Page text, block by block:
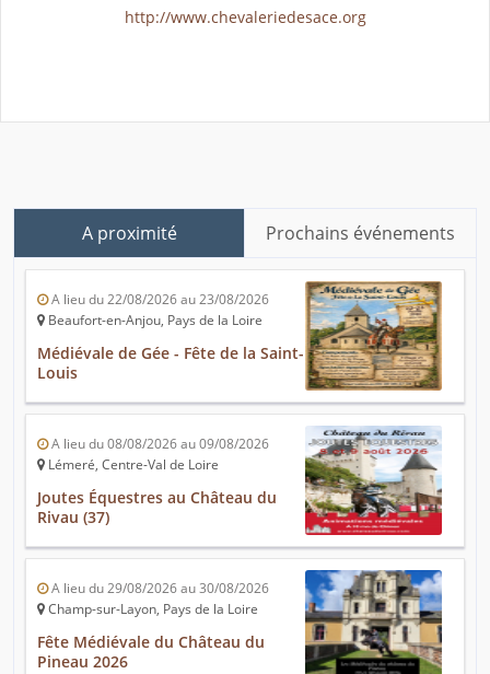
http://www.chevaleriedesace.org
A proximité Prochains événements
A lieu du 22/08/2026 au 23/08/2026
Beaufort-en-Anjou, Pays de la Loire
Médiévale de Gée - Fête de la Saint-
Louis
A lieu du 08/08/2026 au 09/08/2026
Lémeré, Centre-Val de Loire
Joutes Équestres au Château du
Rivau (37)
A lieu du 29/08/2026 au 30/08/2026
Champ-sur-Layon, Pays de la Loire
Fête Médiévale du Château du
Pineau 2026